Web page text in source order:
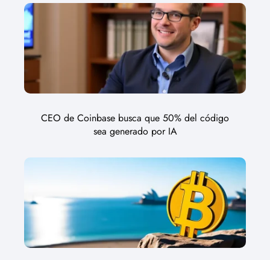
CEO de Coinbase busca que 50% del código
sea generado por IA